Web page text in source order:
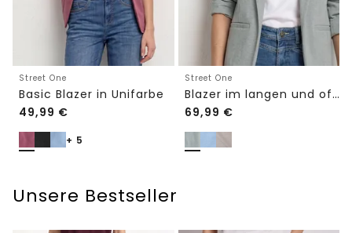
Street One
Basic Blazer in Unifarbe
49,99 €
+ 5
Street One
Blazer im langen und offenen Schnitt
69,99 €
Unsere Bestseller